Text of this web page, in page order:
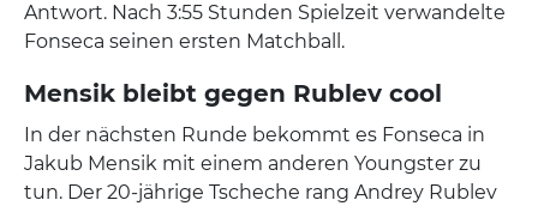
Antwort. Nach 3:55 Stunden Spielzeit verwandelte
Fonseca seinen ersten Matchball.
Mensik bleibt gegen Rublev cool
In der nächsten Runde bekommt es Fonseca in
Jakub Mensik mit einem anderen Youngster zu
tun. Der 20-jährige Tscheche rang Andrey Rublev